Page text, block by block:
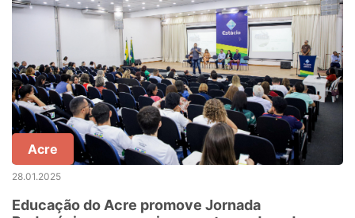
Acre
28.01.2025
Educação do Acre promove Jornada